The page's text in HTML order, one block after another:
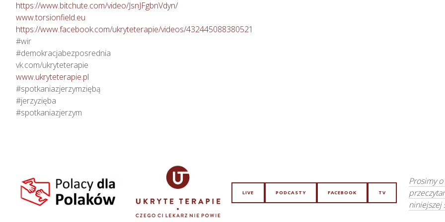
https://www.bitchute.com/video/JsnJFgbnVdyn/
www.torsionfield.eu
https://www.facebook.com/ukryteterapie/videos/432445088380521
#wir
#demokracjabezposrednia
www.ukryteterapie.pl
#spotkaniazjerzymziębą
#jerzyzięba
#spotkaniazjerzym
LIVE PODCASTY FACEBOOK TV
Prosimy
niniejszej